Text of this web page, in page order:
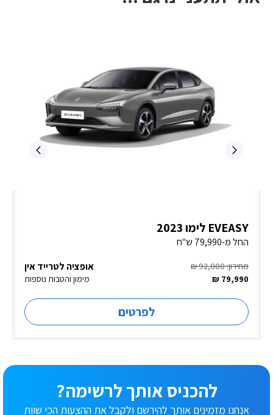
EVEASY לימו 2023
החל מ-79,990 ש"ח
אופציה לטרייד אין
מחירון: 92,000 ₪
מימון והטבות נוספות
79,990 ₪
לפרטים
להכניס אותך לרשימה?
אנחנו מזמינים אותך להירשם ולקבל את ההצעות הכי שוות